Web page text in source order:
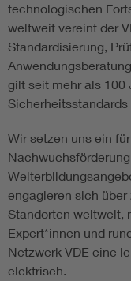
technologischen
weltweit vereint der
Standardisierung,
gilt seit mehr als 100
Wir setzen uns ein
engagieren sich
Standorten weltweit,
Expert*innen und
Netzwerk VDE eine
elektrisch.